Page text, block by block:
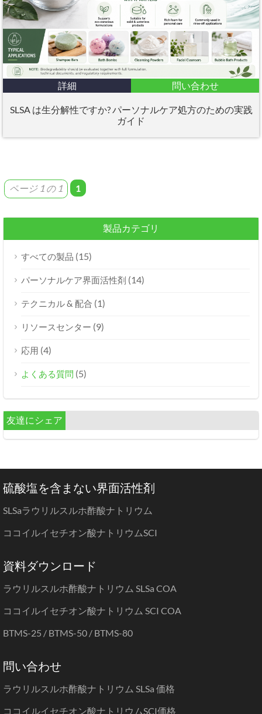
詳細 問い合わせ
SLSA は生分解性ですか? パーソナルケア処方のための実践
ガイド
ページ 1 の 1 1
製品カテゴリ
すべての製品 (15)
パーソナルケア界面活性剤 (14)
テクニカル & 配合 (1)
リソースセンター (9)
応用 (4)
よくある質問 (5)
友達にシェア
硫酸塩を含まない界面活性剤
SLSaラウリルスルホ酢酸ナトリウム
ココイルイセチオン酸ナトリウムSCI
資料ダウンロード
ラウリルスルホ酢酸ナトリウム SLSa COA
ココイルイセチオン酸ナトリウム SCI COA
BTMS-25 / BTMS-50 / BTMS-80
問い合わせ
ラウリルスルホ酢酸ナトリウム SLSa 価格
ココイルイセチオン酸ナトリウムSCI価格